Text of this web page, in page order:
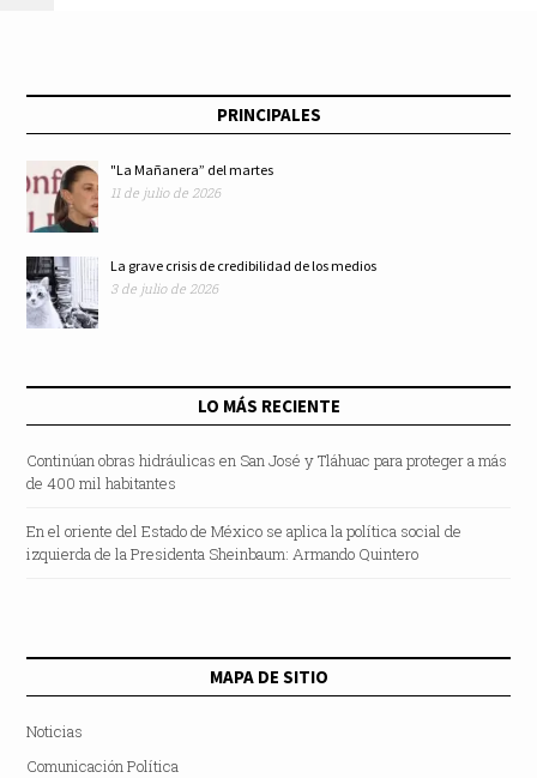
PRINCIPALES
"La Mañanera” del martes
11 de julio de 2026
La grave crisis de credibilidad de los medios
3 de julio de 2026
LO MÁS RECIENTE
Continúan obras hidráulicas en San José y Tláhuac para proteger a más
de 400 mil habitantes
En el oriente del Estado de México se aplica la política social de
izquierda de la Presidenta Sheinbaum: Armando Quintero
MAPA DE SITIO
Noticias
Comunicación Política